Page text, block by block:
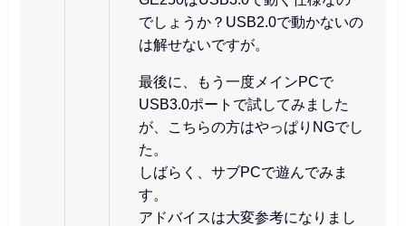
でしょうか？USB2.0で動かないの
は解せないですが。
最後に、もう一度メインPCで
USB3.0ポートで試してみました
が、こちらの方はやっぱりNGでし
た。
しばらく、サブPCで遊んでみま
す。
アドバイスは大変参考になりまし